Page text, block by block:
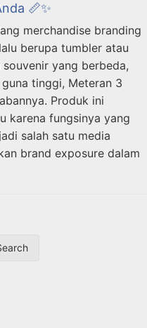
📏✨
merchandise branding
berupa tumbler atau
yang berbeda,
tinggi, Meteran 3
Produk ini
karena fungsinya yang
salah satu media
brand exposure dalam